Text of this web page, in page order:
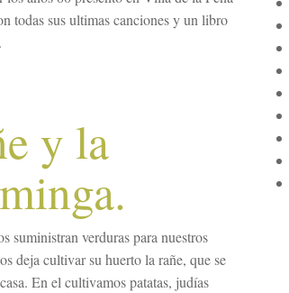
todas sus ultimas canciones y un libro
y la
suministran verduras para nuestros
deja cultivar su huerto la rañe, que se
En el cultivamos patatas, judías